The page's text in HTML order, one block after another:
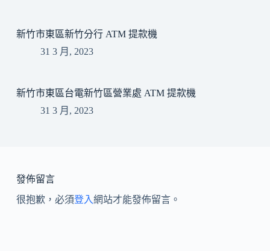
新竹市東區新竹分行 ATM 提款機
31 3 月, 2023
新竹市東區台電新竹區營業處 ATM 提款機
31 3 月, 2023
發佈留言
很抱歉，必須登入網站才能發佈留言。